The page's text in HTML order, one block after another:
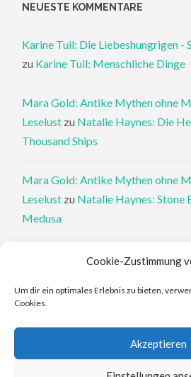
Cookie-Zustimmung
Um dir ein optimales Erlebnis zu bieten,
Cookies.
Akzeptieren
NEUESTE KOMMENTARE
Karine Tuil: Die Liebeshungrigen -
zu Karine Tuil: Menschliche Dinge
Mara Gold: Antike Mythen ohne
Leselust zu Natalie Haynes: Die
Thousand Ships
Mara Gold: Antike Mythen ohne
Leselust zu Natalie Haynes: Stone
Medusa
Philippa Perry: Die Therapeutin
Philippa Perry: Das Buch, von dem
Elena Ferrante: An den Rändern -
Elena Ferrante: Die Geschichte